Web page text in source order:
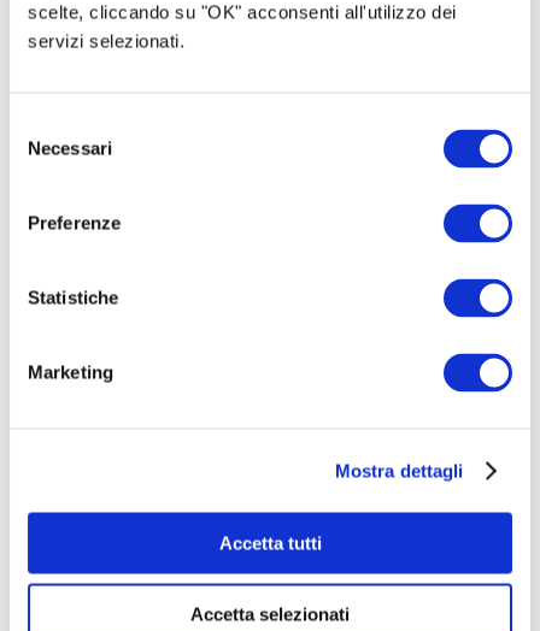
scelte, cliccando su "OK" acconsenti all'utilizzo dei
servizi selezionati.
delNecessari
Preferenze
Statistiche
Marketing
Mostra dettagli
Accetta tutti
Accetta selezionati
In tanti desideriamo condividere, raccontare,